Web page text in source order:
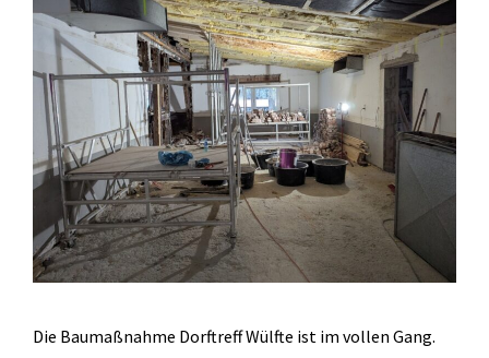
Die Baumaßnahme Dorftreff Wülfte ist im vollen Gang.